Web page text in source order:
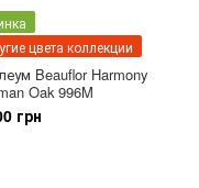
цвета коллекции
Beauflor Harmony
Oak 996M
грн